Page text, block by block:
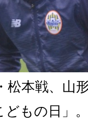
本戦、山
どもの日」